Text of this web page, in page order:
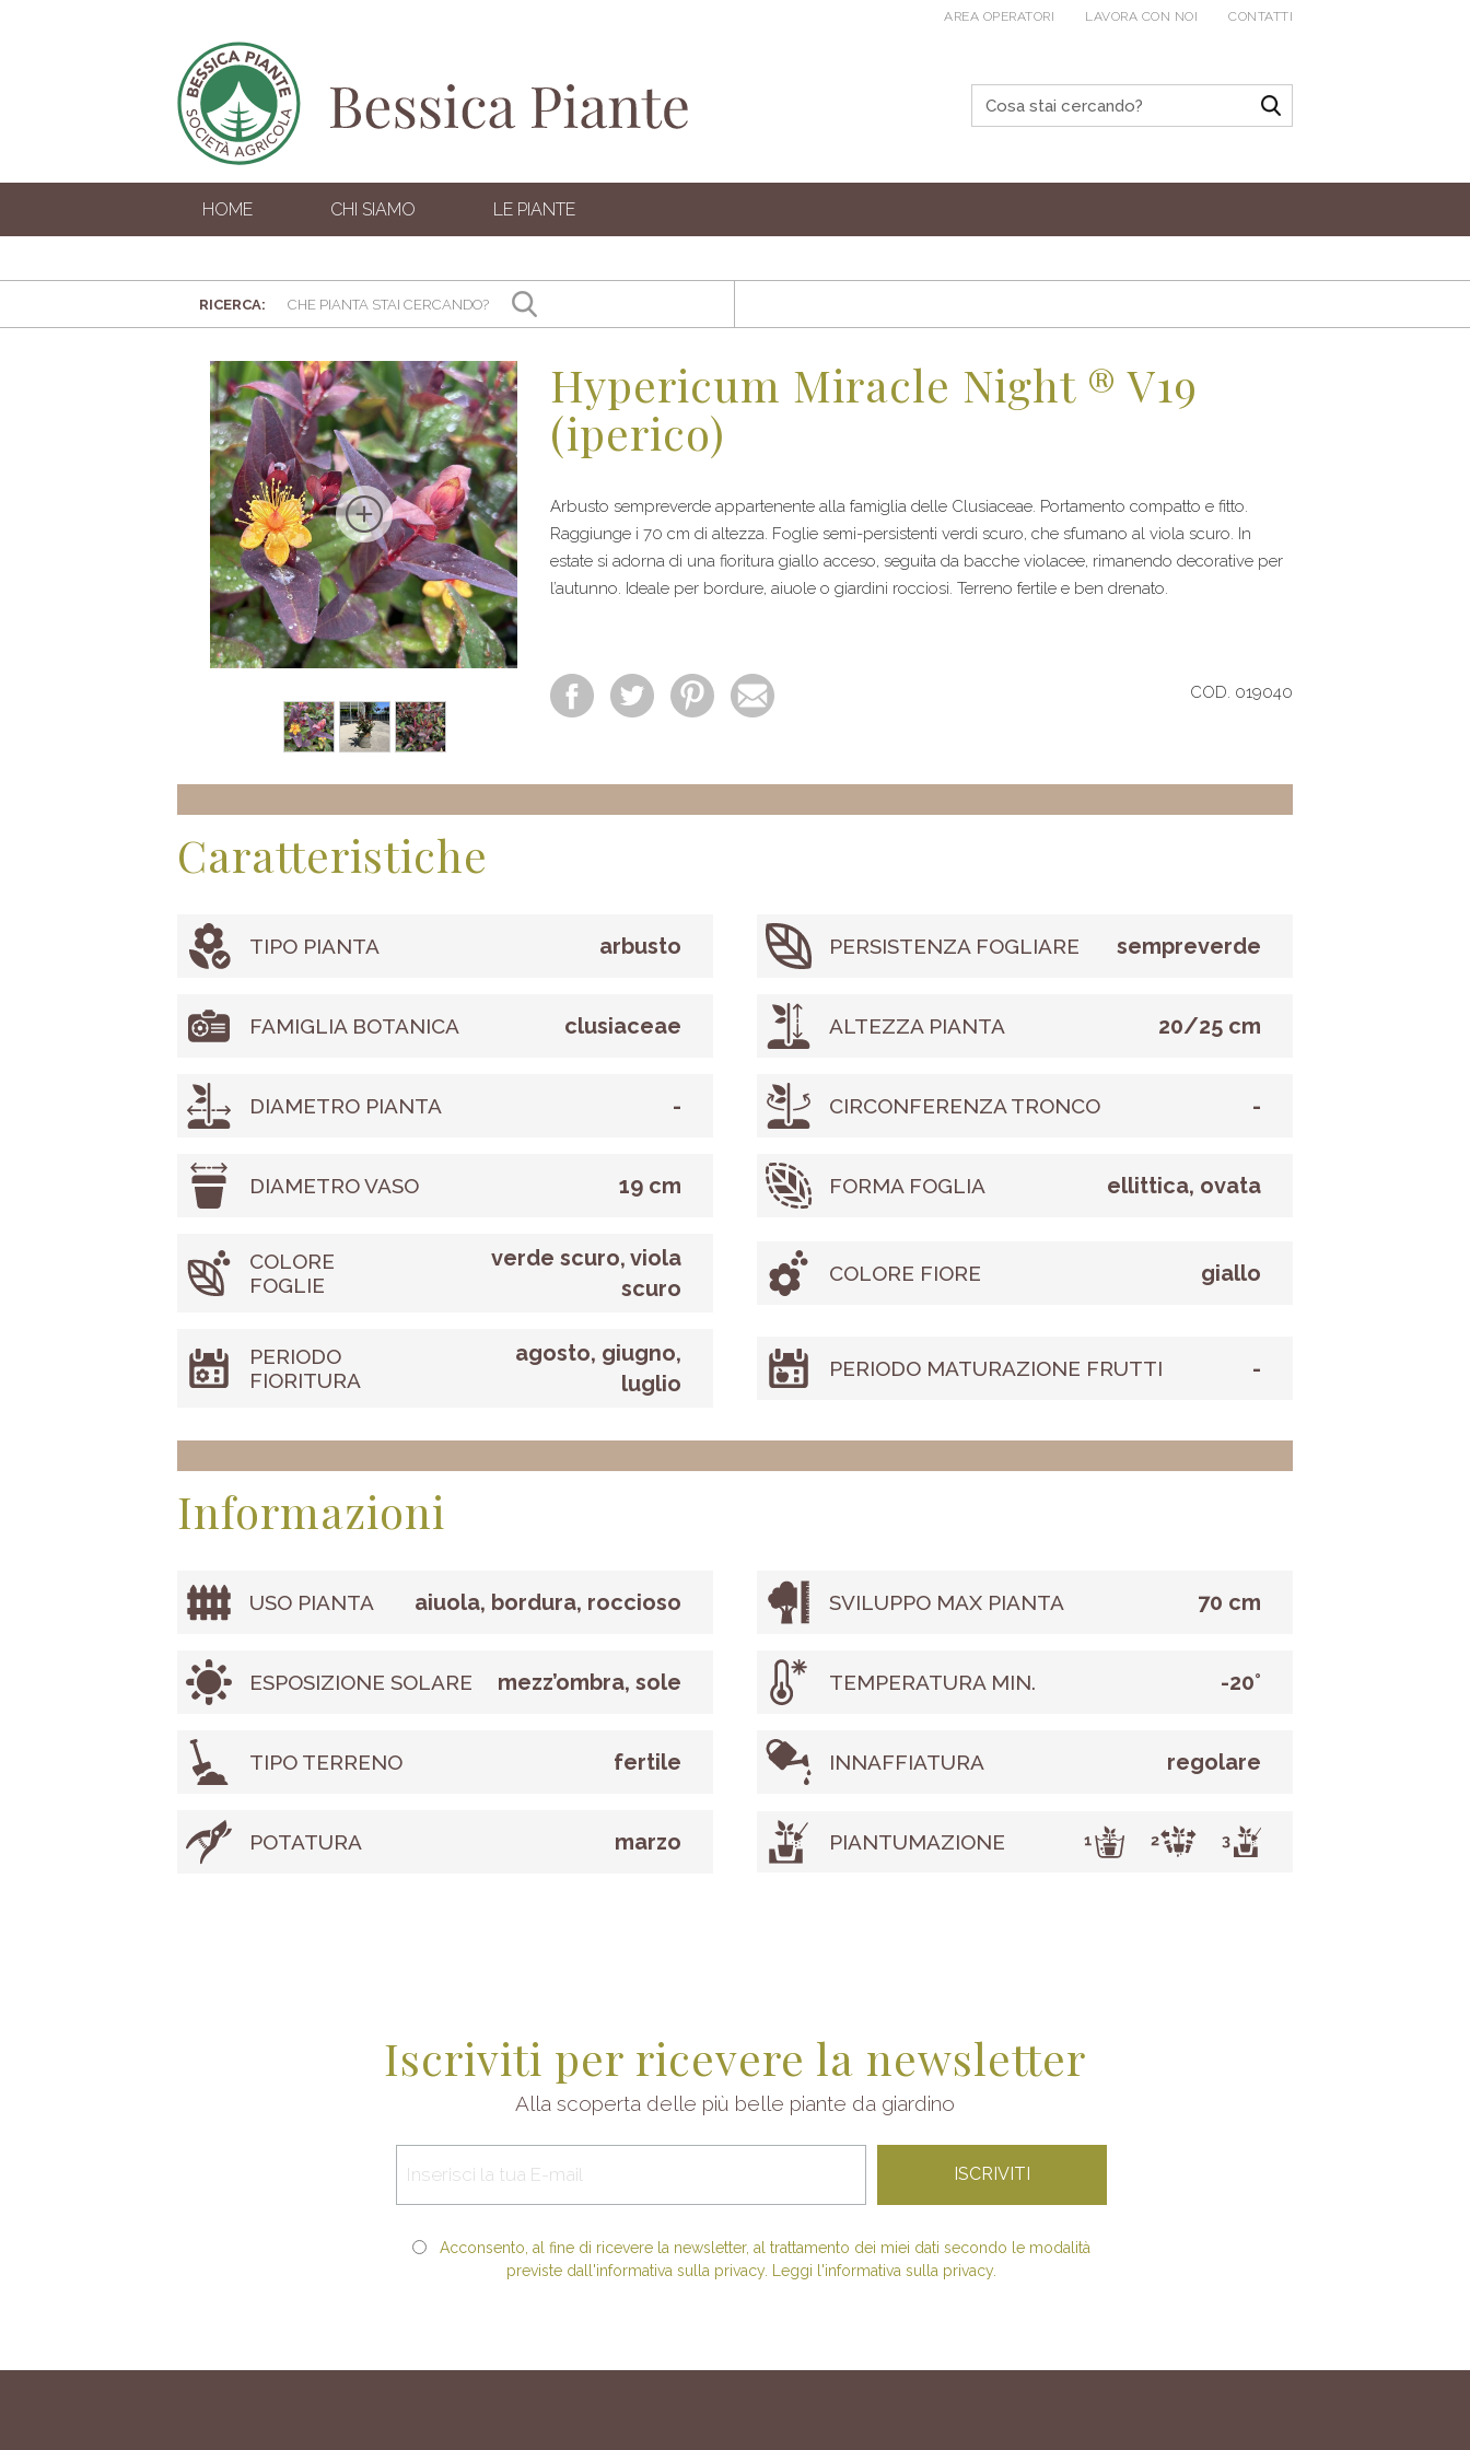
AREA OPERATORI LAVORA CON NOI CONTATTI
HOME CHI SIAMO LE PIANTE
RICERCA:
Hypericum Miracle Night ® V19
(iperico)
Arbusto sempreverde appartenente alla famiglia delle Clusiaceae. Portamento compatto e fitto.
Raggiunge i 70 cm di altezza. Foglie semi-persistenti verdi scuro, che sfumano al viola scuro. In
estate si adorna di una fioritura giallo acceso, seguita da bacche violacee, rimanendo decorative per
l’autunno. Ideale per bordure, aiuole o giardini rocciosi. Terreno fertile e ben drenato.
COD. 019040
Caratteristiche
TIPO PIANTA arbusto PERSISTENZA FOGLIARE sempreverde
FAMIGLIA BOTANICA clusiaceae ALTEZZA PIANTA 20/25 cm
DIAMETRO PIANTA - CIRCONFERENZA TRONCO -
DIAMETRO VASO 19 cm FORMA FOGLIA ellittica, ovata
COLORE
FOGLIE
verde scuro, viola
scuro
COLORE FIORE giallo
PERIODO
FIORITURA
agosto, giugno,
luglio
PERIODO MATURAZIONE FRUTTI -
Informazioni
USO PIANTA aiuola, bordura, roccioso SVILUPPO MAX PIANTA 70 cm
ESPOSIZIONE SOLARE mezz’ombra, sole TEMPERATURA MIN. -20°
TIPO TERRENO fertile INNAFFIATURA regolare
POTATURA marzo PIANTUMAZIONE
Iscriviti per ricevere la newsletter
Alla scoperta delle più belle piante da giardino
Acconsento, al fine di ricevere la newsletter, al trattamento dei miei dati secondo le modalità
previste dall'informativa sulla privacy. Leggi l'informativa sulla privacy.